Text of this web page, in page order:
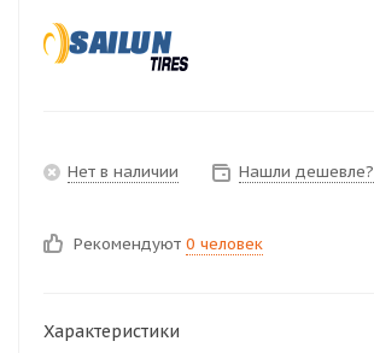
Нет в наличии Нашли дешевле?
Рекомендуют 0 человек
Характеристики